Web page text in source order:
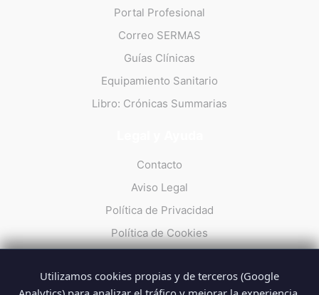
Portal Profesional
Correo SERMAS
Guías Clínicas
Equipamiento Sanitario
Libro: Crónicas Summarias
Contacto
Aviso Legal
Política de Privacidad
Política de Cookies
Utilizamos cookies propias y de terceros (Google